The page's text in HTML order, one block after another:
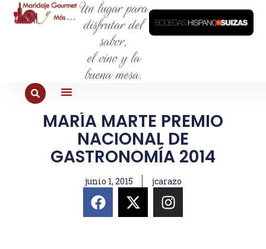
Un lugar para
disfrutar del
sabor,
el vino y la
buena mesa.
MARÍA MARTE PREMIO
NACIONAL DE
GASTRONOMÍA 2014
junio 1, 2015 jcarazo